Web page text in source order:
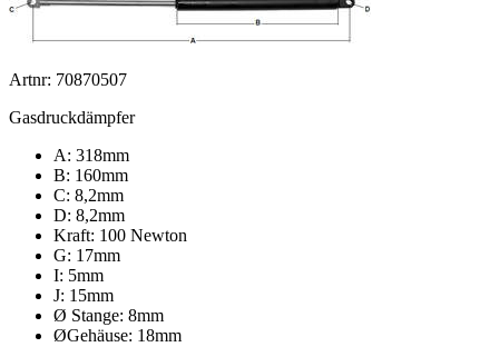
Artnr: 70870507
Gasdruckdämpfer
A: 318mm
B: 160mm
C: 8,2mm
D: 8,2mm
Kraft: 100 Newton
G: 17mm
I: 5mm
J: 15mm
Ø Stange: 8mm
ØGehäuse: 18mm